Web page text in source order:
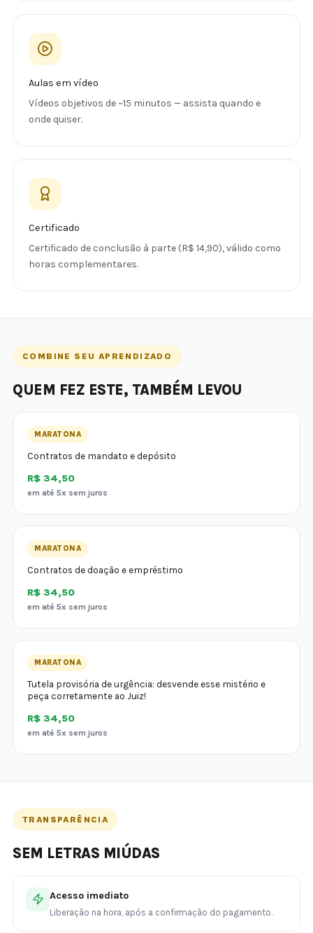
Aulas em vídeo
Vídeos objetivos de ~15 minutos — assista quando e
onde quiser.
Certificado
Certificado de conclusão à parte (R$ 14,90), válido como
horas complementares.
COMBINE SEU APRENDIZADO
QUEM FEZ ESTE, TAMBÉM LEVOU
MARATONA
Contratos de mandato e depósito
R$ 34,50
em até 5x sem juros
MARATONA
Contratos de doação e empréstimo
R$ 34,50
em até 5x sem juros
MARATONA
Tutela provisória de urgência: desvende esse mistério e
peça corretamente ao Juiz!
R$ 34,50
em até 5x sem juros
TRANSPARÊNCIA
SEM LETRAS MIÚDAS
Acesso imediato
Liberação na hora, após a confirmação do pagamento.